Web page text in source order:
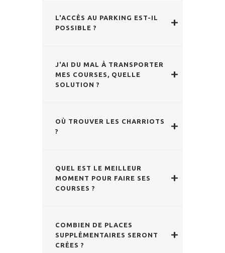
L'ACCÈS AU PARKING EST-IL
POSSIBLE ?
J'AI DU MAL À TRANSPORTER
MES COURSES, QUELLE
SOLUTION ?
OÙ TROUVER LES CHARRIOTS
?
QUEL EST LE MEILLEUR
MOMENT POUR FAIRE SES
COURSES ?
COMBIEN DE PLACES
SUPPLÉMENTAIRES SERONT
CRÉES ?